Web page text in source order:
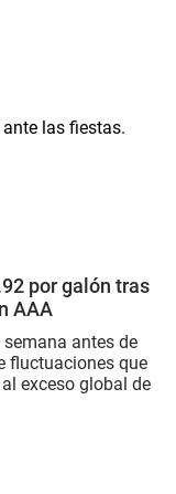
por galón tras
AAA
antes de
fluctuaciones que
exceso global de